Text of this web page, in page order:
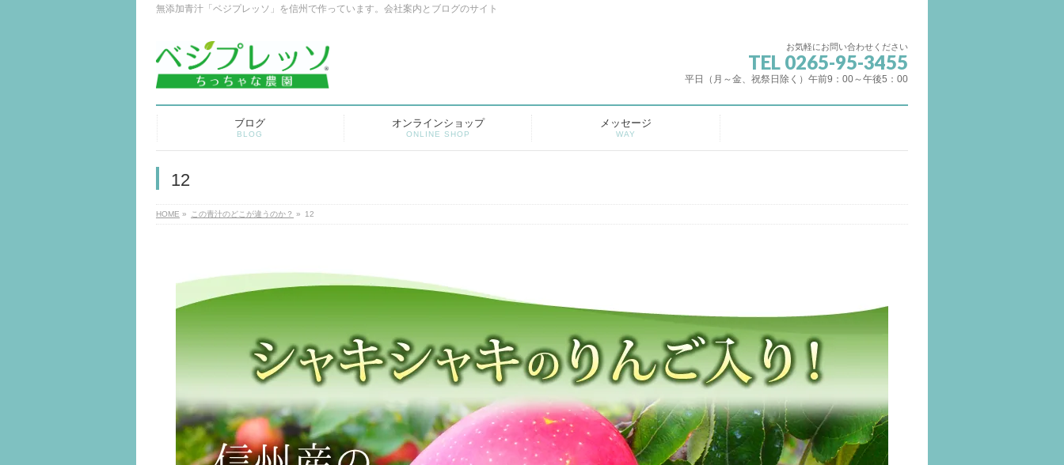
無添加青汁「ベジプレッソ」を信州で作っています。会社案内とブログのサイト
お気軽にお問い合わせください
TEL 0265-95-3455
平日（月～金、祝祭日除く）午前9：00～午後5：00
ブログ
BLOG
オンラインショップ
ONLINE SHOP
メッセージ
WAY
12
HOME » この青汁のどこが違うのか？ » 12